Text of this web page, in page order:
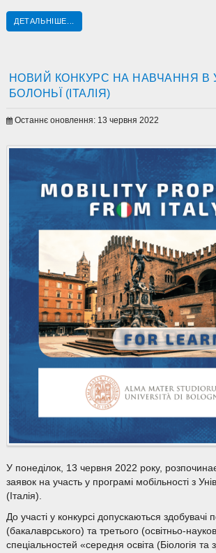
ДЕТАЛЬНІШЕ...
НОВИЙ КОНКУРС НА НАВЧАННЯ В
БОЛОНЬЇ (ІТАЛІЯ)
Останнє оновлення: 13 червня 2022
У понеділок, 13 червня 2022 року,
заявок на участь у програмі мобільності з
(Італія).
До участі у конкурсі допускаються здобувачі
(бакалаврського) та третього (освітньо-
спеціальностей «середня освіта (Біологія